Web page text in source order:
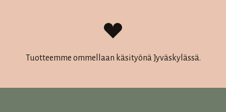
Tuotteemme ommellaan käsityönä Jyväskylässä.